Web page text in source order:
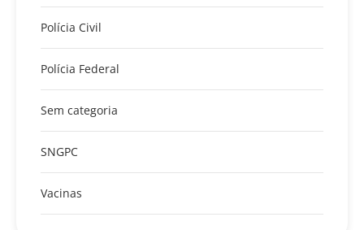
Polícia Civil
Polícia Federal
Sem categoria
SNGPC
Vacinas